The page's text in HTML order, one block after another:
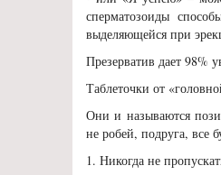
сперматозоиды
выделяющейся при
Презерватив дает 98%
Таблеточки от
Они и называются
не робей, подруга, все
1. Никогда не